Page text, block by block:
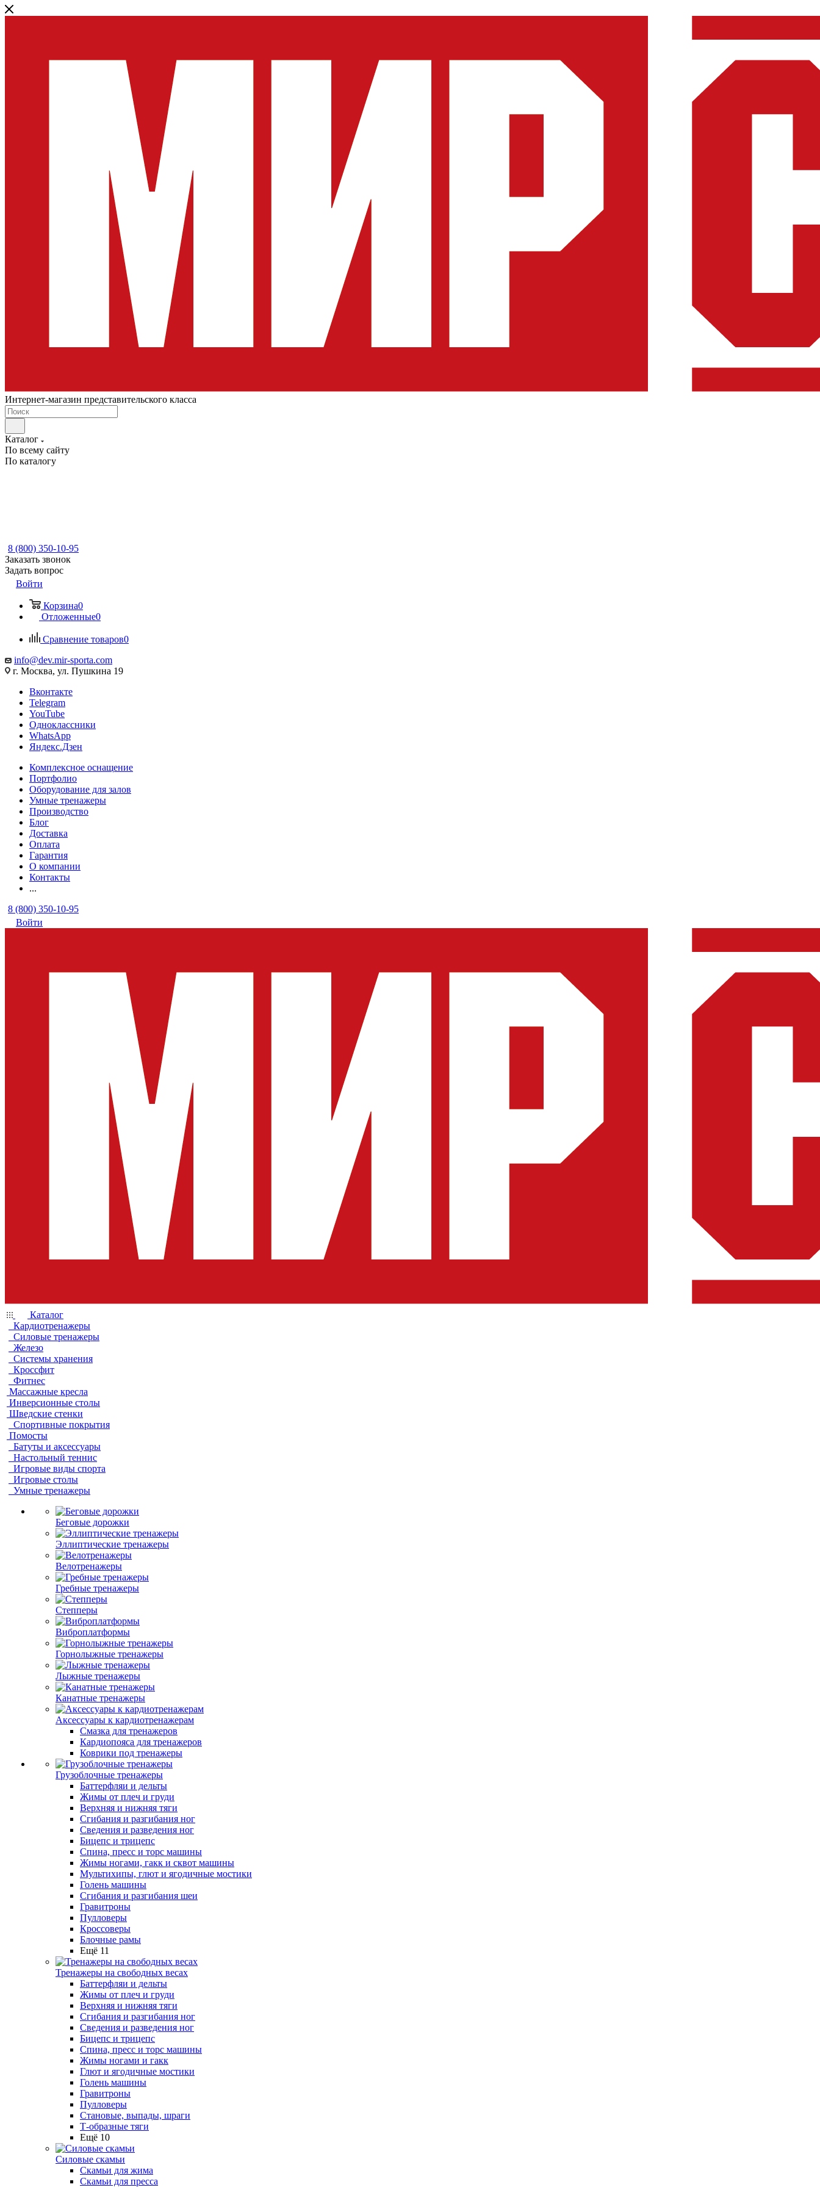
Интернет-магазин представительского класса
Каталог
По всему сайту
По каталогу
8 (800) 350-10-95
Заказать звонок
Задать вопрос
Войти
Корзина0
Отложенные0
Сравнение товаров0
info@dev.mir-sporta.com
г. Москва, ул. Пушкина 19
Вконтакте
Telegram
YouTube
Одноклассники
WhatsApp
Яндекс.Дзен
Комплексное оснащение
Портфолио
Оборудование для залов
Умные тренажеры
Производство
Блог
Доставка
Оплата
Гарантия
О компании
Контакты
...
8 (800) 350-10-95
Войти
Каталог
Кардиотренажеры
Силовые тренажеры
Железо
Системы хранения
Кроссфит
Фитнес
Массажные кресла
Инверсионные столы
Шведские стенки
Спортивные покрытия
Помосты
Батуты и аксессуары
Настольный теннис
Игровые виды спорта
Игровые столы
Умные тренажеры
Беговые дорожки
Эллиптические тренажеры
Велотренажеры
Гребные тренажеры
Степперы
Виброплатформы
Горнолыжные тренажеры
Лыжные тренажеры
Канатные тренажеры
Аксессуары к кардиотренажерам
Смазка для тренажеров
Кардиопояса для тренажеров
Коврики под тренажеры
Грузоблочные тренажеры
Баттерфляи и дельты
Жимы от плеч и груди
Верхняя и нижняя тяги
Сгибания и разгибания ног
Сведения и разведения ног
Бицепс и трицепс
Спина, пресс и торс машины
Жимы ногами, гакк и сквот машины
Мультихипы, глют и ягодичные мостики
Голень машины
Сгибания и разгибания шеи
Гравитроны
Пулловеры
Кроссоверы
Блочные рамы
Ещё 11
Тренажеры на свободных весах
Баттерфляи и дельты
Жимы от плеч и груди
Верхняя и нижняя тяги
Сгибания и разгибания ног
Сведения и разведения ног
Бицепс и трицепс
Спина, пресс и торс машины
Жимы ногами и гакк
Глют и ягодичные мостики
Голень машины
Гравитроны
Пулловеры
Становые, выпады, шраги
Т-образные тяги
Ещё 10
Силовые скамьи
Скамьи для жима
Скамьи для пресса